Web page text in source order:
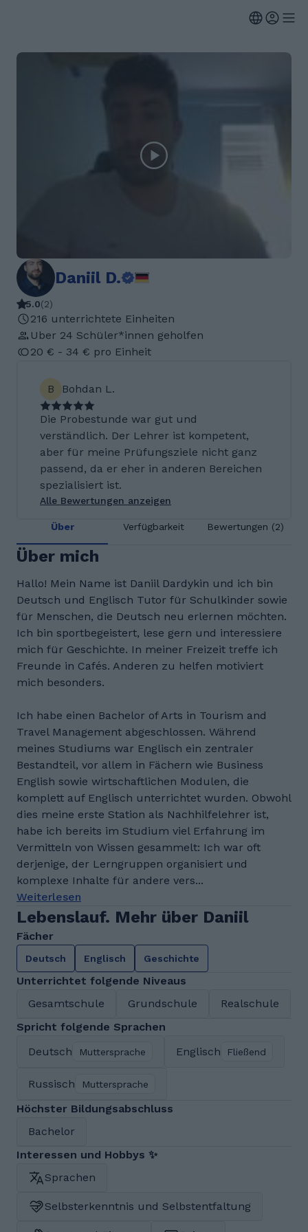
Daniil D.
5.0(2)
216 unterrichtete Einheiten
Uber 24 Schüler*innen geholfen
20 € - 34 € pro Einheit
B Bohdan L.
Die Probestunde war gut und
verständlich. Der Lehrer ist kompetent,
aber für meine Prüfungsziele nicht ganz
passend, da er eher in anderen Bereichen
spezialisiert ist.
Alle Bewertungen anzeigen
Über Verfügbarkeit Bewertungen (2)
Über mich
Hallo! Mein Name ist Daniil Dardykin und ich bin
Deutsch und Englisch Tutor für Schulkinder sowie
für Menschen, die Deutsch neu erlernen möchten.
Ich bin sportbegeistert, lese gern und interessiere
mich für Geschichte. In meiner Freizeit treffe ich
Freunde in Cafés. Anderen zu helfen motiviert
mich besonders.
Ich habe einen Bachelor of Arts in Tourism and
Travel Management abgeschlossen. Während
meines Studiums war Englisch ein zentraler
Bestandteil, vor allem in Fächern wie Business
English sowie wirtschaftlichen Modulen, die
komplett auf Englisch unterrichtet wurden. Obwohl
dies meine erste Station als Nachhilfelehrer ist,
habe ich bereits im Studium viel Erfahrung im
Vermitteln von Wissen gesammelt: Ich war oft
derjenige, der Lerngruppen organisiert und
komplexe Inhalte für andere vers...
Weiterlesen
Lebenslauf. Mehr über Daniil
Fächer
Deutsch Englisch Geschichte
Unterrichtet folgende Niveaus
Gesamtschule
Grundschule
Realschule
Spricht folgende Sprachen
Deutsch
Muttersprache Englisch Fließend
Russisch Muttersprache
Höchster Bildungsabschluss
Bachelor
Interessen und Hobbys ✨
Sprachen
Selbsterkenntnis und Selbstentfaltung